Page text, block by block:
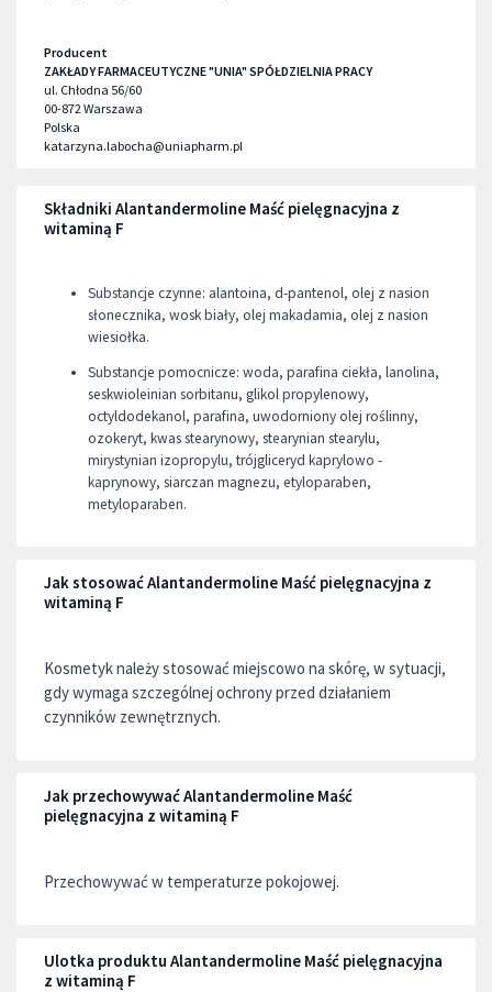
Producent
ZAKŁADY FARMACEUTYCZNE "UNIA" SPÓŁDZIELNIA PRACY
ul. Chłodna 56/60
00-872Warszawa
Polska
katarzyna.labocha@uniapharm.pl
Składniki Alantandermoline Maść pielęgnacyjna z
witaminą F
Substancje czynne: alantoina, d-pantenol, olej z nasion
słonecznika, wosk biały, olej makadamia, olej z nasion
wiesiołka.
Substancje pomocnicze: woda, parafina ciekła, lanolina,
seskwioleinian sorbitanu, glikol propylenowy,
octyldodekanol, parafina, uwodorniony olej roślinny,
ozokeryt, kwas stearynowy, stearynian stearylu,
mirystynian izopropylu, trójgliceryd kaprylowo -
kaprynowy, siarczan magnezu, etyloparaben,
metyloparaben.
Jak stosować Alantandermoline Maść pielęgnacyjna z
witaminą F
Kosmetyk należy stosować miejscowo na skórę, w sytuacji,
gdy wymaga szczególnej ochrony przed działaniem
czynników zewnętrznych.
Jak przechowywać Alantandermoline Maść
pielęgnacyjna z witaminą F
Przechowywać w temperaturze pokojowej.
Ulotka produktu Alantandermoline Maść pielęgnacyjna
z witaminą F